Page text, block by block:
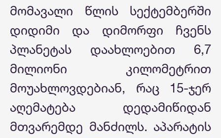
მომავალი წლის სექტემბერში
დიდიმი და დიმორფი ჩვენს
პლანეტას დაახლოებით 6,7
მილიონი კილომეტრით
მოუახლოვდებიან, რაც 15-ჯერ
აღემატება დედამიწიდან
მთვარემდე მანძილს. აპარატის